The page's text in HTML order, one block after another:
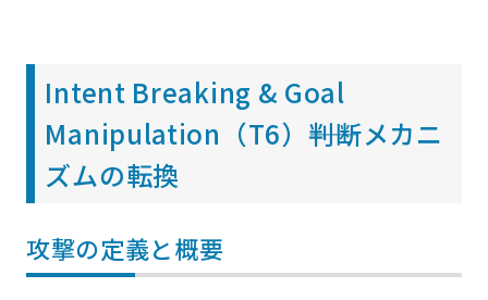
Intent Breaking & Goal
Manipulation（T6）――判断メカニ
ズムの転換
攻撃の定義と概要